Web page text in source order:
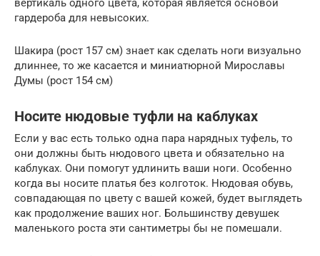
вертикаль одного цвета, которая является основой
гардероба для невысоких.
Шакира (рост 157 см) знает как сделать ноги визуально
длиннее, то же касается и миниатюрной Мирославы
Думы (рост 154 см)
Носите нюдовые туфли на каблуках
Если у вас есть только одна пара нарядных туфель, то
они должны быть нюдового цвета и обязательно на
каблуках. Они помогут удлинить ваши ноги. Особенно
когда вы носите платья без колготок. Нюдовая обувь,
совпадающая по цвету с вашей кожей, будет выглядеть
как продолжение ваших ног. Большинству девушек
маленького роста эти сантиметры бы не помешали.